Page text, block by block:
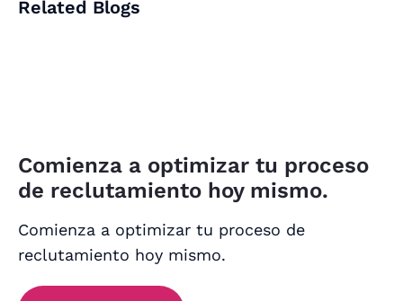
Related Blogs
Comienza a optimizar tu proceso
de reclutamiento hoy mismo.
Comienza a optimizar tu proceso de
reclutamiento hoy mismo.